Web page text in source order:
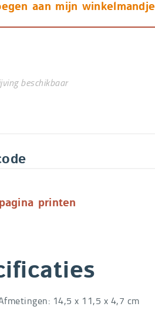
aan mijn winkelmandje
beschikbaar
printen
14,5 x 11,5 x 4,7 cm